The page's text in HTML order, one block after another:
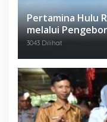
Pertamina Hulu
melalui
Anggrek Violet
3043 Dilihat